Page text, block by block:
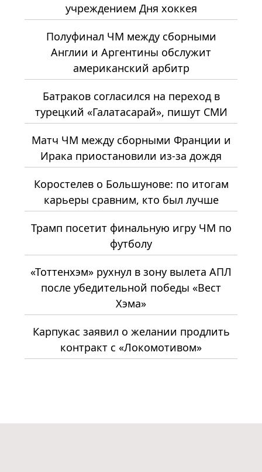
учреждением Дня хоккея
Полуфинал ЧМ между сборными
Англии и Аргентины обслужит
американский арбитр
Батраков согласился на переход в
турецкий «Галатасарай», пишут СМИ
Матч ЧМ между сборными Франции и
Ирака приостановили из-за дождя
Коростелев о Большунове: по итогам
карьеры сравним, кто был лучше
Трамп посетит финальную игру ЧМ по
футболу
«Тоттенхэм» рухнул в зону вылета АПЛ
после убедительной победы «Вест
Хэма»
Карпукас заявил о желании продлить
контракт с «Локомотивом»